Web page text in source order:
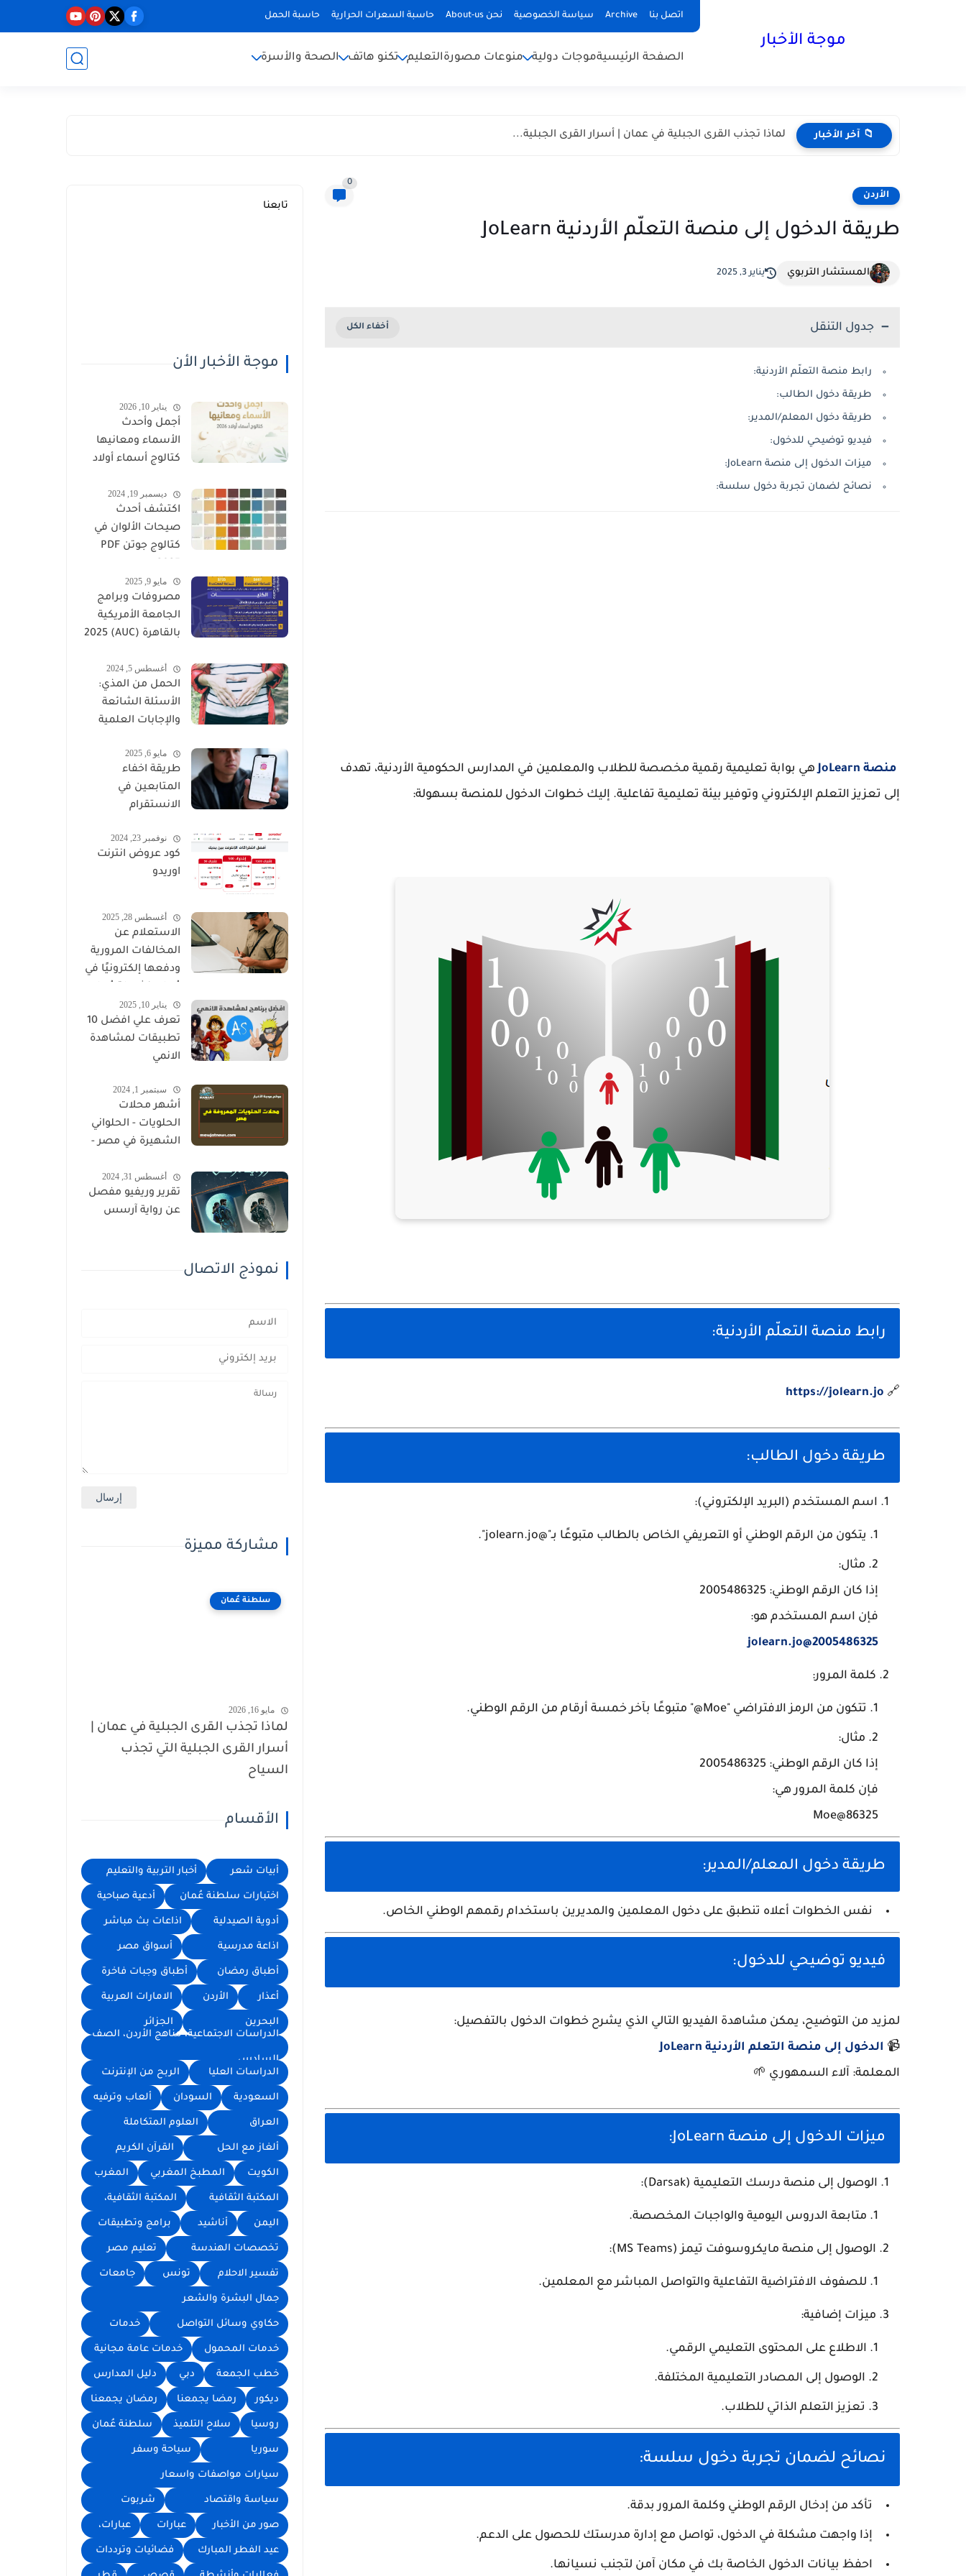
اتصل بنا Archive سياسة الخصوصية نحن About-us حاسبة السعرات الحرارية حاسبة الحمل
موجة الأخبار
الصفحة الرئيسيةموجات دولية منوعات مصورةالتعليم تكنو هاتف الصحة والأسرة
📁 آخر الأخبار لماذا تجذب القرى الجبلية في عمان | أسرار القرى الجبلية...
الأردن
0
طريقة الدخول إلى منصة التعلّم الأردنية JoLearn
المستشار التربوي يناير 3, 2025
جدول التنقل
رابط منصة التعلّم الأردنية:
طريقة دخول الطالب:
طريقة دخول المعلم/المدير:
فيديو توضيحي للدخول:
ميزات الدخول إلى منصة JoLearn:
نصائح لضمان تجربة دخول سلسة:
منصة JoLearn
هي بوابة تعليمية رقمية مخصصة للطلاب والمعلمين في المدارس الحكومية الأردنية، تهدف
إلى تعزيز التعلم الإلكتروني وتوفير بيئة تعليمية تفاعلية. إليك خطوات الدخول للمنصة بسهولة:
رابط منصة التعلّم الأردنية:
🔗
https://jolearn.jo
طريقة دخول الطالب:
اسم المستخدم (البريد الإلكتروني):
يتكون من الرقم الوطني أو التعريفي الخاص بالطالب متبوعًا بـ"@jolearn.jo".
مثال:
إذا كان الرقم الوطني: 2005486325
فإن اسم المستخدم هو:
2005486325
@jolearn
.jo
كلمة المرور:
تتكون من الرمز الافتراضي "Moe@" متبوعًا بآخر خمسة أرقام من الرقم الوطني.
مثال:
إذا كان الرقم الوطني: 2005486325
فإن كلمة المرور هي:
Moe@86325
طريقة دخول المعلم/المدير:
نفس الخطوات أعلاه تنطبق على دخول المعلمين والمديرين باستخدام رقمهم الوطني الخاص.
فيديو توضيحي للدخول:
لمزيد من التوضيح، يمكن مشاهدة الفيديو التالي الذي يشرح خطوات الدخول بالتفصيل:
📹 الدخول إلى منصة التعلم الأردنية
المعلمة: آلاء السمهوري 🌱
ميزات الدخول إلى منصة JoLearn:
الوصول إلى منصة درسك التعليمية (Darsak):
متابعة الدروس اليومية والواجبات المخصصة.
الوصول إلى منصة مايكروسوفت تيمز (MS Teams):
للصفوف الافتراضية التفاعلية والتواصل المباشر مع المعلمين.
ميزات إضافية:
الاطلاع على المحتوى التعليمي الرقمي.
الوصول إلى المصادر التعليمية المختلفة.
تعزيز التعلم الذاتي للطلاب.
نصائح لضمان تجربة دخول سلسة:
تأكد من إدخال الرقم الوطني وكلمة المرور بدقة.
إذا واجهت مشكلة في الدخول، تواصل مع إدارة مدرستك للحصول على الدعم.
احفظ بيانات الدخول الخاصة بك في مكان آمن لتجنب نسيانها.
تابعنا
موجة الأخبار الأن
يناير 10, 2026
أجمل وأحدث
الأسماء ومعانيها
كتالوج أسماء أولاد
ديسمبر 19, 2024
اكتشف أحدث
صيحات الألوان في
كتالوج جوتن PDF
مايو 9, 2025
مصروفات وبرامج
الجامعة الأمريكية
بالقاهرة (AUC) 2025
أغسطس 5, 2024
الحمل من المذي:
الأسئلة الشائعة
والإجابات العلمية
مايو 6, 2025
طريقة اخفاء
المتابعين في
الانستقرام
نوفمبر 23, 2024
كود عروض انترنت
اوريدو
أغسطس 28, 2025
الاستعلام عن
المخالفات المرورية
ودفعها إلكترونيًا في
السلطانية)
يناير 10, 2025
تعرف علي افضل 10
تطبيقات لمشاهدة
الانمي
سبتمبر 1, 2024
أشهر محلات
الحلويات - الحلواني
الشهيرة في مصر -
أغسطس 31, 2024
تقرير وريفيو مفصل
عن رواية آرسس
نموذج الاتصال
مشاركة مميزة
سلطنة عُمان
مايو 16, 2026
لماذا تجذب القرى الجبلية في عمان |
أسرار القرى الجبلية التي تجذب
السياح
الأقسام
أبيات شعر أخبار التربية والتعليم
اختبارات سلطنة عُمان أدعية صباحية
أدوية الصيدلية اذاعات بث مباشر
اذاعة مدرسية أسواق مصر
أطباق رمضان أطباق وجبات فاخرة
أعذار الأردن الامارات العربية
البحرين
الجزائر
الدراسات الاجتماعية، مناهج الأردن، الصف
السادس
الدراسات العليا
الربح من الإنترنت
السعودية السودان ألعاب وترفيه
العراق العلوم المتكاملة
ألغاز مع الحل القرآن الكريم
الكويت المطبخ المغربي المغرب
المكتبة الثقافية المكتبة الثقافية،
اليمن أناشيد برامج وتطبيقات
تخصصات الهندسة تعليم مصر
تفسير الاحلام تونس جامعات
جمال البشرة والشعر
حكاوي وسائل التواصل خدمات
خدمات المحمول خدمات عامة مجانية
خطب الجمعة دبي دليل المدارس
ديكور رمضا يجمعنا رمضان يجمعنا
روسيا سلاح التلميذ سلطنة عُمان
سوريا سياحة وسفر
سيارات مواصفات واسعار
سياسة واقتصاد شربوت
صور من الأخبار عبارات عبارات،
عيد الفطر المبارك فضائيات وترددات